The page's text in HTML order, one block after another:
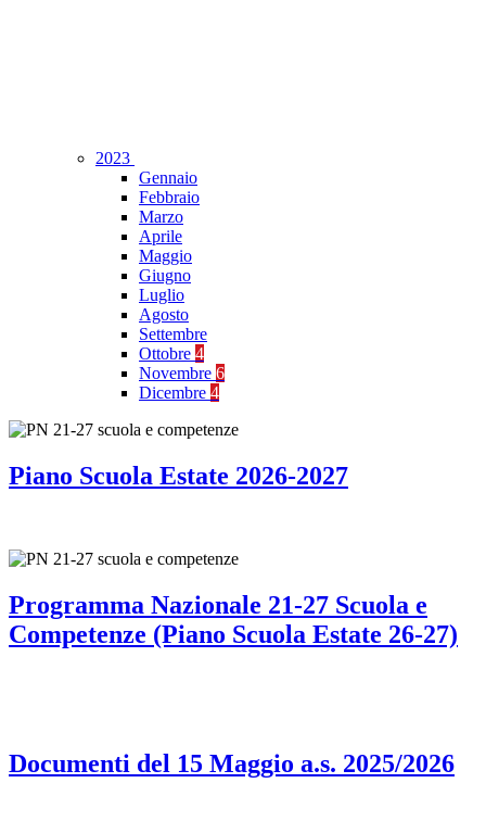
2023
Gennaio
Febbraio
Marzo
Aprile
Maggio
Giugno
Luglio
Agosto
Settembre
Ottobre 4
Novembre 6
Dicembre 4
Piano Scuola Estate 2026-2027
Programma Nazionale 21-27 Scuola e
Competenze (Piano Scuola Estate 26-27)
Documenti del 15 Maggio a.s. 2025/2026